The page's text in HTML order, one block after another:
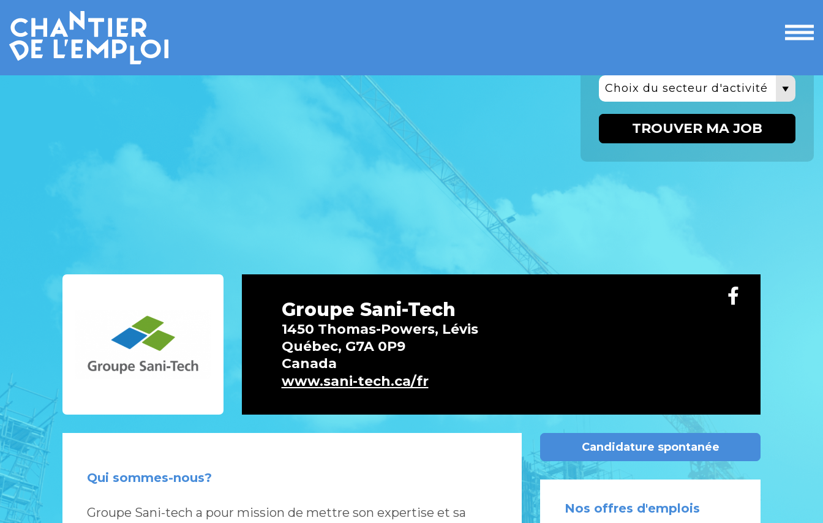
le
Choix du secteur d'activité
TROUVER MA JOB
Groupe Sani-Tech
1450 Thomas-Powers, Lévis
Québec, G7A 0P9
Canada
www.sani-tech.ca/fr
Qui sommes-nous?
Groupe Sani-tech a pour mission de mettre son expertise et sa
Candidature spontanée
Nos offres d'emplois